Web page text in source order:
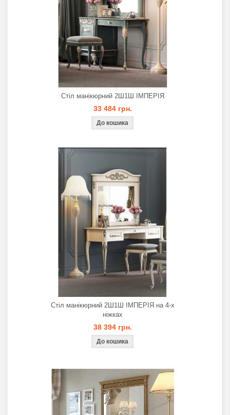
Стіл манікюрний 2Ш1Ш ІМПЕРІЯ
33 484 грн.
Стіл манікюрний 2Ш1Ш ІМПЕРІЯ на 4-х
ніжках
38 394 грн.